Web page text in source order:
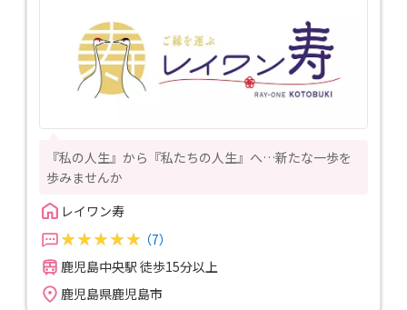
『私の人生』から『私たちの人生』へ…新たな一歩を
歩みませんか
レイワン寿
（7）
鹿児島中央駅 徒歩15分以上
鹿児島県鹿児島市